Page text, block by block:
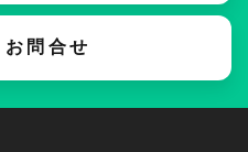
お問合せ